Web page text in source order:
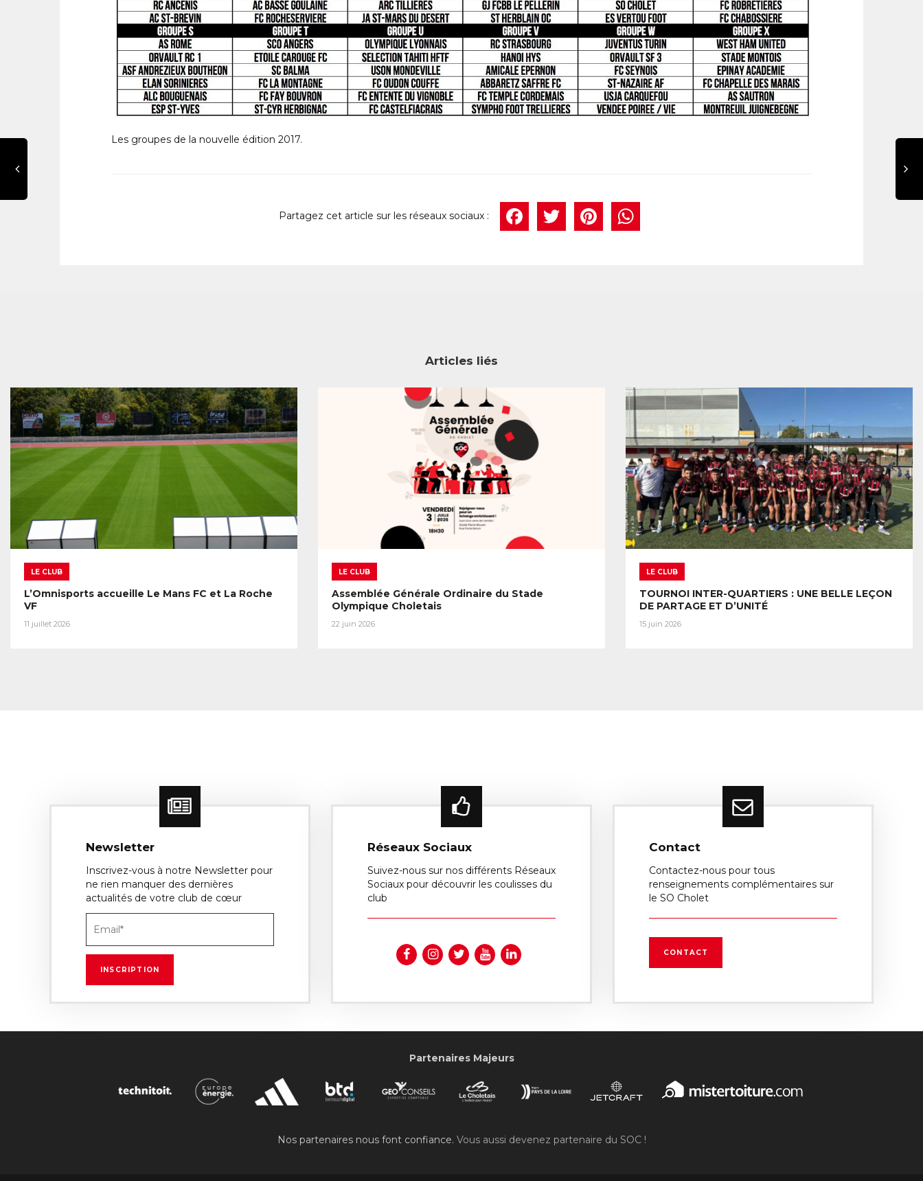
Les groupes de la nouvelle édition 2017.
Facebook
TwitterPinterest
Articles liés
LE CLUB
L’Omnisports accueille Le Mans FC et La Roche
VF
11 juillet 2026
LE CLUB
Assemblée Générale Ordinaire du Stade
Olympique Choletais
22 juin 2026
LE CLUB
TOURNOI INTER-QUARTIERS : UNE BELLE LEÇON
DE PARTAGE ET D’UNITÉ
15 juin 2026
Newsletter
Inscrivez-vous à notre Newsletter pour
ne rien manquer des dernières
actualités de votre club de cœur
Réseaux Sociaux
Suivez-nous sur nos différents Réseaux
Sociaux pour découvrir les coulisses du
club
Contact
Contactez-nous pour tous
renseignements complémentaires sur
le SO Cholet
CONTACT
Partenaires Majeurs
Nos partenaires nous font confiance. Vous aussi devenez partenaire du SOC !